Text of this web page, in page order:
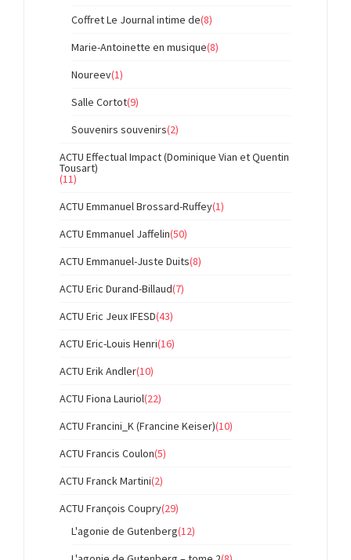
Coffret Le Journal intime de(8)
Marie-Antoinette en musique(8)
Noureev(1)
Salle Cortot(9)
Souvenirs souvenirs(2)
ACTU Effectual Impact (Dominique Vian et Quentin
Tousart)
(11)
ACTU Emmanuel Brossard-Ruffey(1)
ACTU Emmanuel Jaffelin(50)
ACTU Emmanuel-Juste Duits(8)
ACTU Eric Durand-Billaud(7)
ACTU Eric Jeux IFESD(43)
ACTU Eric-Louis Henri(16)
ACTU Erik Andler(10)
ACTU Fiona Lauriol(22)
ACTU Francini_K (Francine Keiser)(10)
ACTU Francis Coulon(5)
ACTU Franck Martini(2)
ACTU François Coupry(29)
L'agonie de Gutenberg(12)